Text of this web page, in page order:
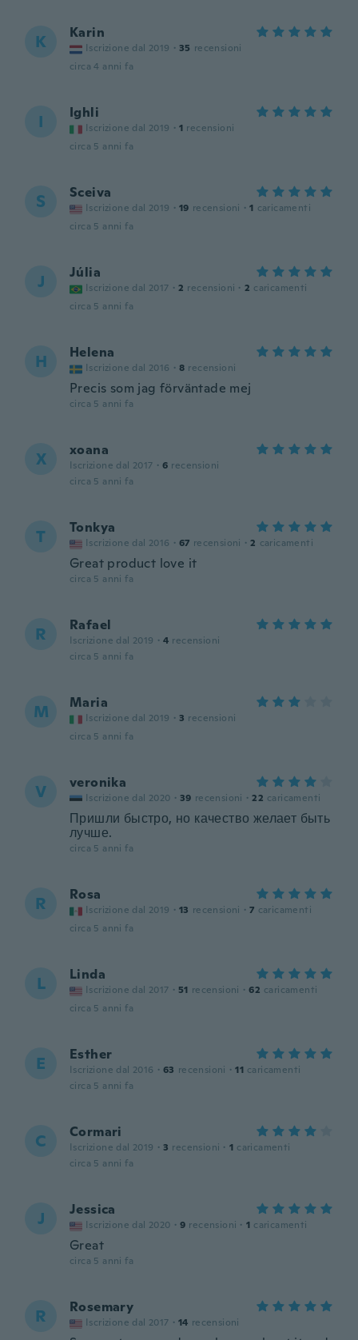
K Karin
Iscrizione dal 2019 · 35 recensioni
circa 4 anni fa
I Ighli
Iscrizione dal 2019 · 1 recensioni
circa 5 anni fa
S Sceiva
Iscrizione dal 2019 · 19 recensioni · 1 caricamenti
circa 5 anni fa
J Júlia
Iscrizione dal 2017 · 2 recensioni · 2 caricamenti
circa 5 anni fa
H Helena
Iscrizione dal 2016 · 8 recensioni
Precis som jag förväntade mej
circa 5 anni fa
X xoana
Iscrizione dal 2017 · 6 recensioni
circa 5 anni fa
T Tonkya
Iscrizione dal 2016 · 67 recensioni · 2 caricamenti
Great product love it
circa 5 anni fa
R Rafael
Iscrizione dal 2019 · 4 recensioni
circa 5 anni fa
M Maria
Iscrizione dal 2019 · 3 recensioni
circa 5 anni fa
V veronika
Iscrizione dal 2020 · 39 recensioni · 22 caricamenti
Пришли быстро, но качество желает быть
лучше.
circa 5 anni fa
R Rosa
Iscrizione dal 2019 · 13 recensioni · 7 caricamenti
circa 5 anni fa
L Linda
Iscrizione dal 2017 · 51 recensioni · 62 caricamenti
circa 5 anni fa
E Esther
Iscrizione dal 2016 · 63 recensioni · 11 caricamenti
circa 5 anni fa
C Cormari
Iscrizione dal 2019 · 3 recensioni · 1 caricamenti
circa 5 anni fa
J Jessica
Iscrizione dal 2020 · 9 recensioni · 1 caricamenti
Great
circa 5 anni fa
R Rosemary
Iscrizione dal 2017 · 14 recensioni